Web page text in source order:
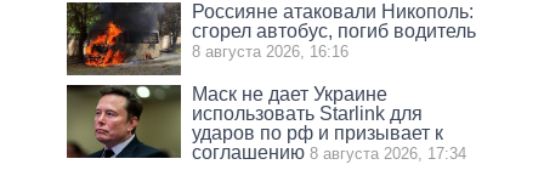
Россияне атаковали Никополь:
сгорел автобус, погиб водитель
8 августа 2026, 16:16
Маск не дает Украине
использовать Starlink для
ударов по рф и призывает к
соглашению 8 августа 2026, 17:34